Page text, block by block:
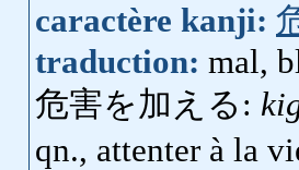
caractère kanji:
traduction: mal,
危害を加える:
qn., attenter à la